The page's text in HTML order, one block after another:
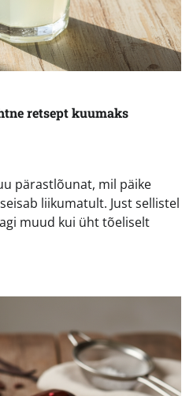
retsept kuumaks
pärastlõunat, mil päike
liikumatult. Just sellistel
muud kui üht tõeliselt